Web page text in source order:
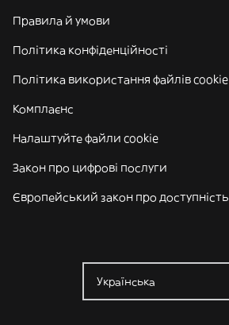
Правила й умови
Політика конфіденційності
Політика використання файлів cookie
Комплаєнс
Налаштуйте файли cookie
Закон про цифрові послуги
Європейський закон про доступність